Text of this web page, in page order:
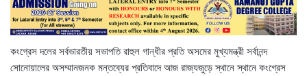
কংগ্রেস দলের সর্বভারতীয় সভাপতি রাহুল গান্ধীর প্রতি অসমের মুখ্যমন্ত্রী সর্বানন্দ
সোনোয়ালের অসম্মানজনক মন্তব্যের প্রতিবাদে আজ রাজ্যজুড়ে স্থানে স্থানে কংগ্রেস